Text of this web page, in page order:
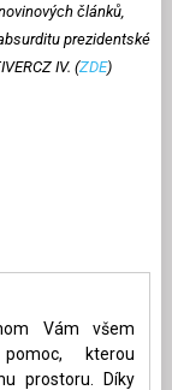
článků,
prezidentské
IV. (ZDE)
Vám všem
kterou
prostoru. Díky